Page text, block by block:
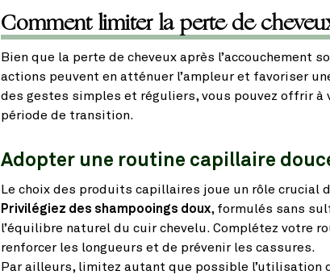
Comment limiter la perte de
Bien que la perte de cheveux après
actions peuvent en atténuer l’ampleur et favoriser
des gestes simples et réguliers, vous pouvez offrir
période de transition.
Adopter une routine capillaire
Le choix des produits capillaires joue un rôle crucial
Privilégiez des shampooings doux, formulés sans
l’équilibre naturel du cuir chevelu. Complétez votre
renforcer les longueurs et de prévenir les cassures.
Par ailleurs, limitez autant que possible l’utilisation